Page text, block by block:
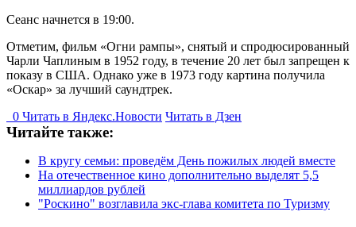
Сеанс начнется в 19:00.
Отметим, фильм «Огни рампы», снятый и спродюсированный
Чарли Чаплиным в 1952 году, в течение 20 лет был запрещен к
показу в США. Однако уже в 1973 году картина получила
«Оскар» за лучший саундтрек.
0 Читать в Яндекс.Новости Читать в Дзен
Читайте также:
В кругу семьи: проведём День пожилых людей вместе
На отечественное кино дополнительно выделят 5,5
миллиардов рублей
"Роскино" возглавила экс-глава комитета по Туризму